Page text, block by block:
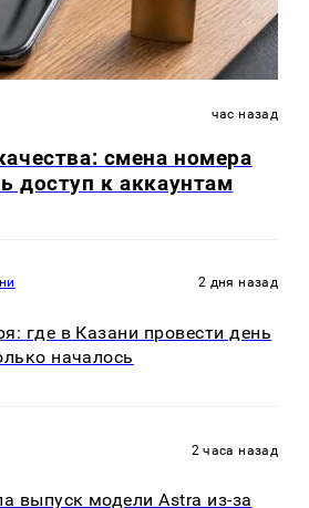
час назад
смена номера
доступ к аккаунтам
2 дня назад
где в Казани провести день
началось
2 часа назад
выпуск модели Astra из-за